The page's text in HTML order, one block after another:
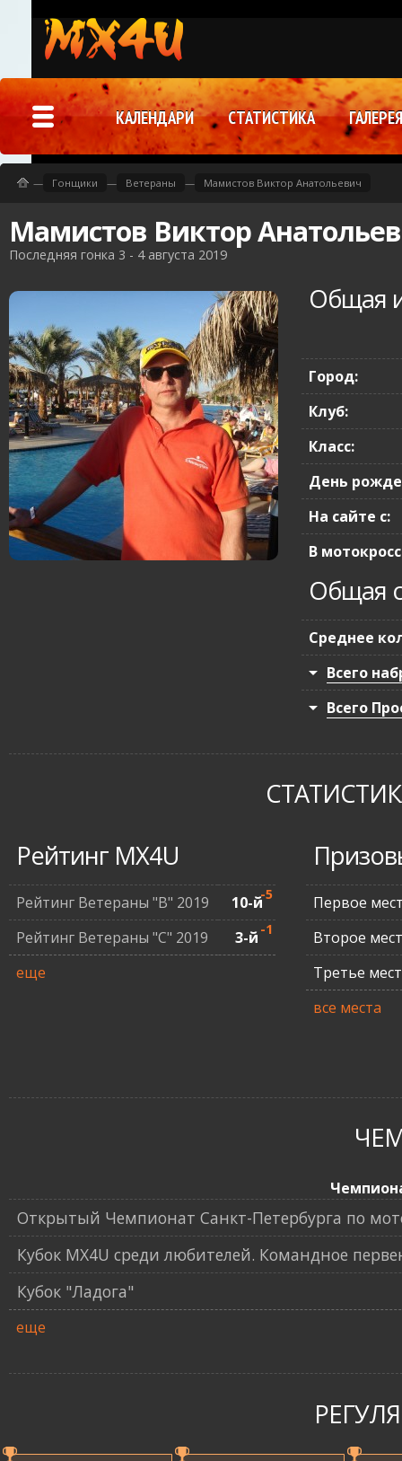
Мамистов Виктор
Последняя гонка 3 - 4 августа 2019
Общая
Город:
Клуб:
Класс:
День
На сайте с:
В
Общая
Среднее
Всего
Всего
Рейтинг MX4U
Рейтинг Ветераны "В" 2019 10-й-5
Рейтинг Ветераны "С" 2019 3-й -1
еще
Первое
Второе
Третье
все места
Открытый Чемпионат Санкт-Петербурга по
Кубок MX4U среди любителей. Командное
Кубок "Ладога"
еще
— Гонщики — Ветераны — Мамистов Виктор Анатольевич
КАЛЕНДАРИ СТАТИСТИКА ГАЛЕРЕЯ